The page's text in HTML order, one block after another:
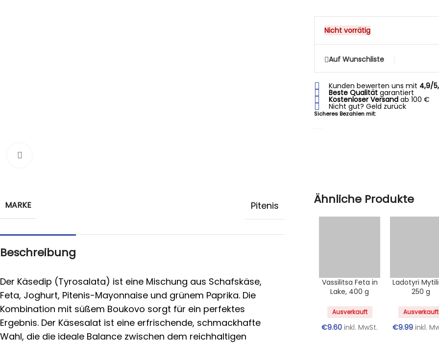
Nicht vorrätig
Auf Wunschliste
Kunden bewerten uns mit 4,9/
Beste Qualität garantiert
Kostenloser Versand ab 100 €
Nicht gut? Geld zurück
Sicheres Bezahlen mit:
MARKE Pitenis
Beschreibung
Der Käsedip (Tyrosalata) ist eine Mischung aus Schafskäse,
Feta, Joghurt, Pitenis-Mayonnaise und grünem Paprika. Die
Kombination mit süßem Boukovo sorgt für ein perfektes
Ergebnis. Der Käsesalat ist eine erfrischende, schmackhafte
Wahl, die die ideale Balance zwischen dem reichhaltigen
Ähnliche Produkte
Vassilitsa Feta in
Lake, 400 g
Ausverkauft
€9.60 inkl. MwSt.
Ladotyri
250 g
Ausverkauft
€9.99 inkl.